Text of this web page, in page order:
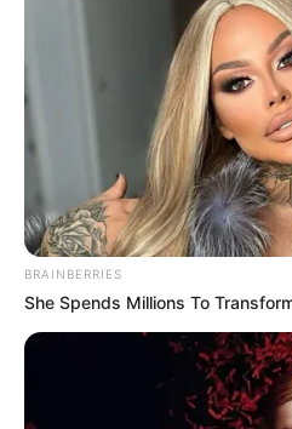
BRAINBERRIES
She Spends Millions To